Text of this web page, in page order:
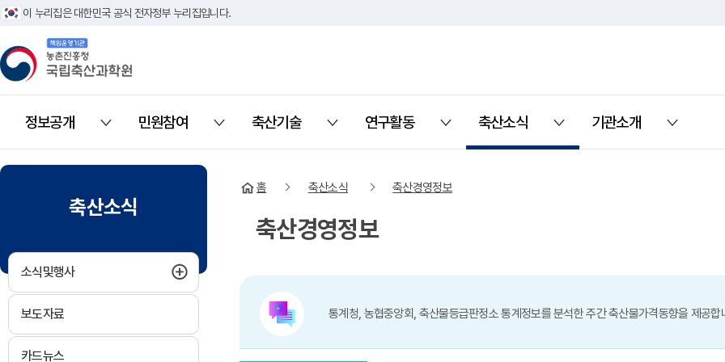
이 누리집은 대한민국 공식 전자정부 누리집입니다.
책임운영기관 농촌진흥청 국립축산과학원
정보공개
열기
민원참여
열기
축산기술
열기
연구활동
열기
축산소식
열기
기관소개
열기
축산소식
소식및행사하위메뉴 펼치기
보도자료
카드뉴스
홈 축산소식 축산경영정보
축산경영정보
통계청, 농협중앙회, 축산물등급판정소 통계정보를 분석한 주간 축산물가격동향을 제공합